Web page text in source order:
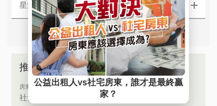
星鴻．星華【南區】社宅服務據點
推薦文章
房東救星
社會住宅包租代管 │ 輕鬆當房東，服務費0元！